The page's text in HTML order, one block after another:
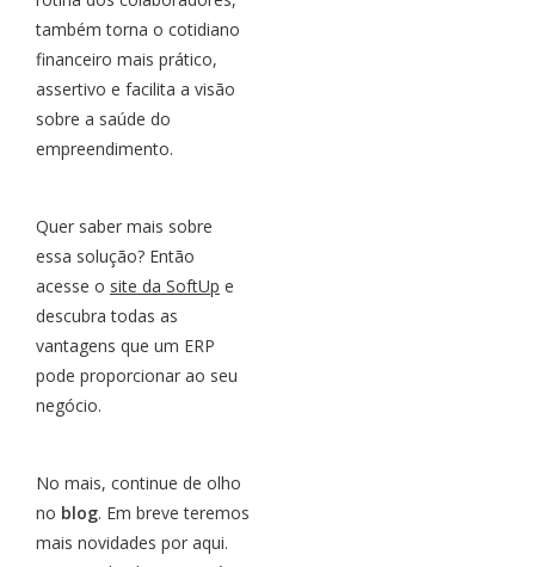
também torna o cotidiano
financeiro mais prático,
assertivo e facilita a visão
sobre a saúde do
empreendimento.
Quer saber mais sobre
essa solução? Então
acesse o site da SoftUp e
descubra todas as
vantagens que um ERP
pode proporcionar ao seu
negócio.
No mais, continue de olho
no blog. Em breve teremos
mais novidades por aqui.